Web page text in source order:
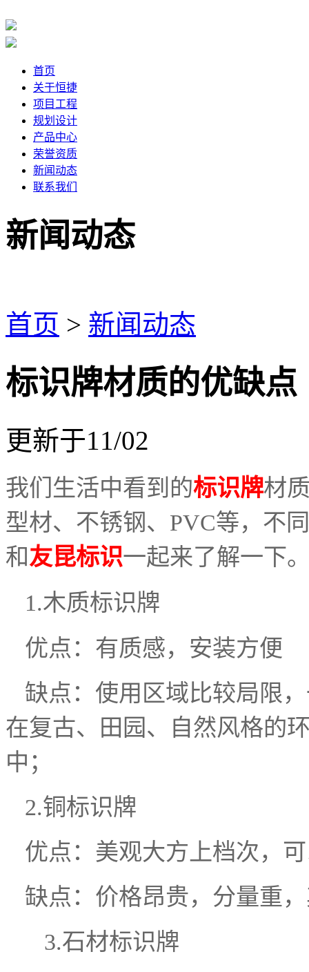
首页
关于恒捷
项目工程
规划设计
产品中心
荣誉资质
新闻动态
联系我们
新闻动态
首页 > 新闻动态
标识牌材质的优缺点
更新于11/02
我们生活中看到的标识牌材
型材、不锈钢、PVC等，不
和友昆标识一起来了解一下
1.木质标识牌
优点：有质感，安装方便
缺点：使用区域比较局限
在复古、田园、自然风格的
中；
2.铜标识牌
优点：美观大方上档次，
缺点：价格昂贵，分量重
3.石材标识牌